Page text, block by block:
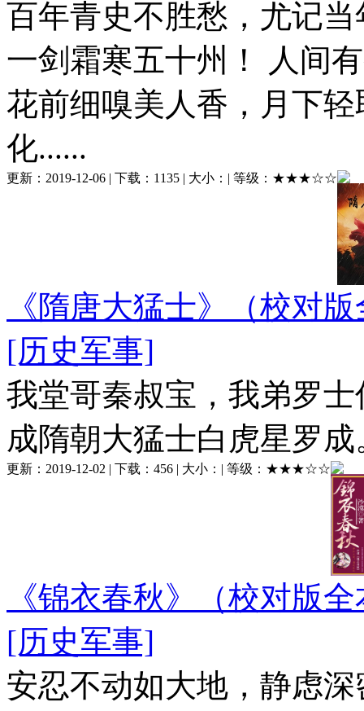
百年青史不胜愁，尤记
一剑霜寒五十州！ 人间
花前细嗅美人香，月下
化......
更新： 2019-12-06 | 下载： 1135 | 大小： | 等级： ★★★☆☆
《隋唐大猛士》（校对
[历史军事]
我堂哥秦叔宝，我弟罗
成隋朝大猛士白虎星罗成
更新： 2019-12-02 | 下载： 456 | 大小： | 等级： ★★★☆☆
《锦衣春秋》（校对版
[历史军事]
安忍不动如大地，静虑